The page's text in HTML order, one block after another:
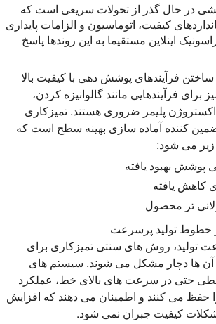
در حال گذر از تحولات سریعی است که
کیفیت، اتوماسیون و الزامات پایداری
اینلاین مستقیما به این روندها پاسخ
ساختن فرآیندهای پوشش دهی با کیفیت بالا
فرآیندهایی مانند گالوانیزه کردن،
اکستروژن پلیمر ضروری هستند. تمیزکاری
کننده آماده سازی بهینه سطح است که
زیر می شود:
پوشش بهبود یافته
کاهش یافته
تر محصول
خطوط تولید پرسرعت
تولید، روش های سنتی تمیزکاری برای
آن ها دچار مشکل می شوند. سیستم های
خطی حتی در سرعت های بالای خط، عملکرد
حفظ می کنند و اطمینان می دهند که افزایش
کیفیت جبران نمی شود.